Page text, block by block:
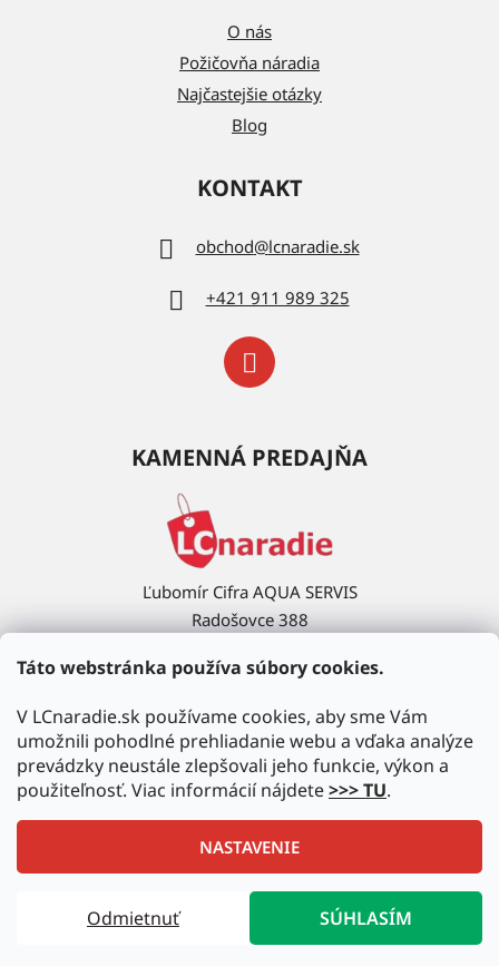
Táto webstránka používa súbory cookies.
V LCnaradie.sk používame cookies, aby sme Vám
umožnili pohodlné prehliadanie webu a vďaka analýze
prevádzky neustále zlepšovali jeho funkcie, výkon a
použiteľnosť. Viac informácií nájdete>>> TU.
NASTAVENIE
Odmietnuť SÚHLASÍM
O nás
Požičovňa náradia
Najčastejšie otázky
Blog
KONTAKT
obchod@lcnaradie.sk
+421 911 989 325
KAMENNÁ PREDAJŇA
Ľubomír Cifra AQUA SERVIS
Radošovce 388
Upravil Balkys
Copyright 2026LCnaradie.sk
. Všetky práva vyhradené.
Upraviť nastavenie cookies